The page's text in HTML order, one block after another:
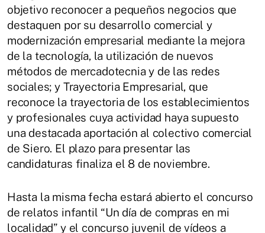
objetivo reconocer a pequeños negocios que
destaquen por su desarrollo comercial y
modernización empresarial mediante la mejora
de la tecnología, la utilización de nuevos
métodos de mercadotecnia y de las redes
sociales; y Trayectoria Empresarial, que
reconoce la trayectoria de los establecimientos
y profesionales cuya actividad haya supuesto
una destacada aportación al colectivo comercial
de Siero. El plazo para presentar las
candidaturas finaliza el 8 de noviembre.
Hasta la misma fecha estará abierto el concurso
de relatos infantil “Un día de compras en mi
localidad” y el concurso juvenil de vídeos a